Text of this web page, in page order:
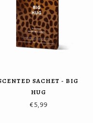
SACHET - BIG
HUG
€5,99